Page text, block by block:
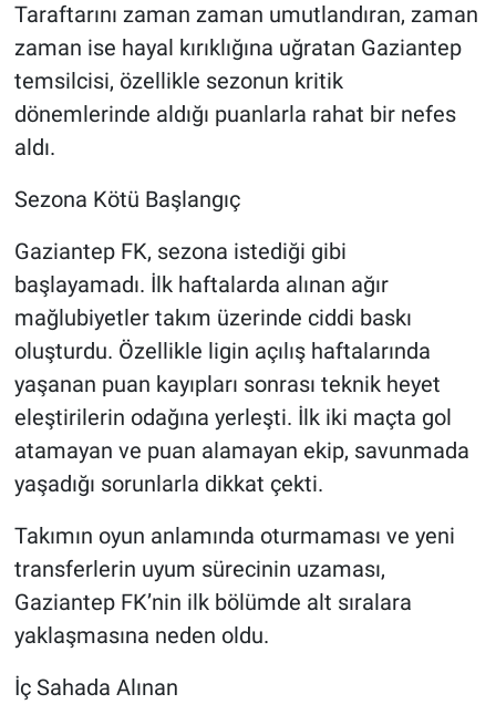
Taraftarını zaman zaman umutlandıran, zaman
zaman ise hayal kırıklığına uğratan Gaziantep
temsilcisi, özellikle sezonun kritik
dönemlerinde aldığı puanlarla rahat bir nefes
aldı.
Sezona Kötü Başlangıç
Gaziantep FK, sezona istediği gibi
başlayamadı. İlk haftalarda alınan ağır
mağlubiyetler takım üzerinde ciddi baskı
oluşturdu. Özellikle ligin açılış haftalarında
yaşanan puan kayıpları sonrası teknik heyet
eleştirilerin odağına yerleşti. İlk iki maçta gol
atamayan ve puan alamayan ekip, savunmada
yaşadığı sorunlarla dikkat çekti.
Takımın oyun anlamında oturmaması ve yeni
transferlerin uyum sürecinin uzaması,
Gaziantep FK’nin ilk bölümde alt sıralara
yaklaşmasına neden oldu.
İç Sahada Alınan